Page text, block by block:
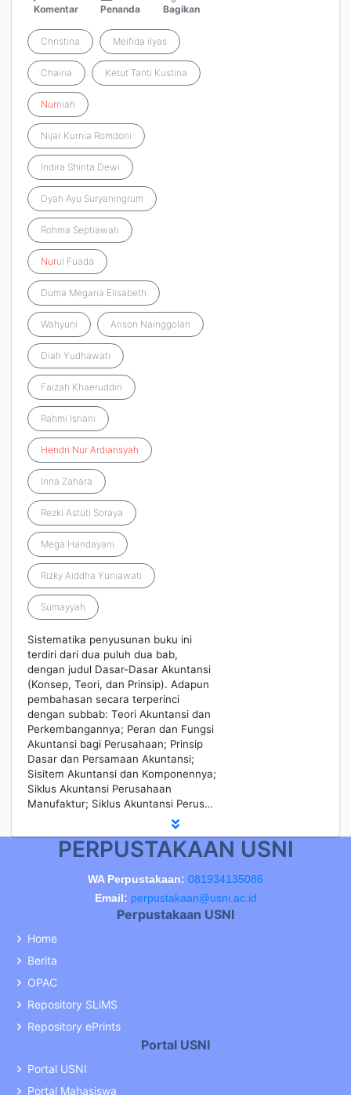
Komentar Penanda Bagikan
Christina Meifida ilyas
Chairia Ketut Tanti Kustina
Nurniah
Nijar Kurnia Romdoni
Indira Shinta Dewi
Dyah Ayu Suryaningrum
Rohma Septiawati
Nurul Fuada
Duma Megaria Elisabeth
Wahyuni Arison Nainggolan
Diah Yudhawati
Faizah Khaeruddin
Rahmi Isriani
Hendri Nur Ardiansyah
Inna Zahara
Rezki Astuti Soraya
Mega Handayani
Rizky Aiddha Yuniawati
Sumayyah
Sistematika penyusunan buku ini
terdiri dari dua puluh dua bab,
dengan judul Dasar-Dasar Akuntansi
(Konsep, Teori, dan Prinsip). Adapun
pembahasan secara terperinci
dengan subbab: Teori Akuntansi dan
Perkembangannya; Peran dan Fungsi
Akuntansi bagi Perusahaan; Prinsip
Dasar dan Persamaan Akuntansi;
Sisitem Akuntansi dan Komponennya;
Siklus Akuntansi Perusahaan
Manufaktur; Siklus Akuntansi Perus…
PERPUSTAKAAN USNI
WA Perpustakaan: 081934135086
Email: perpustakaan@usni.ac.id
Perpustakaan USNI
Home
Berita
OPAC
Repository SLiMS
Repository ePrints
Portal USNI
Portal USNI
Portal Mahasiswa